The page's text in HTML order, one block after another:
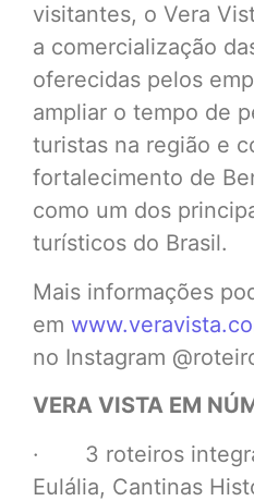
visitantes, o Vera
a comercialização
oferecidas pelos
ampliar o tempo de
turistas na região e
fortalecimento de
como um dos
turísticos do Brasil.
Mais informações
em
no Instagram
VERA VISTA EM
· 3 roteiros
Eulália, Cantinas